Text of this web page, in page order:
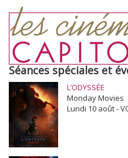
Séances spéciales et
L’ODYSSÉE
Monday Movies
Lundi 10 août -